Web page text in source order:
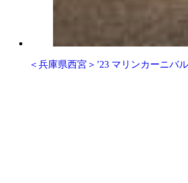
＜兵庫県西宮＞’23 マリンカーニバ